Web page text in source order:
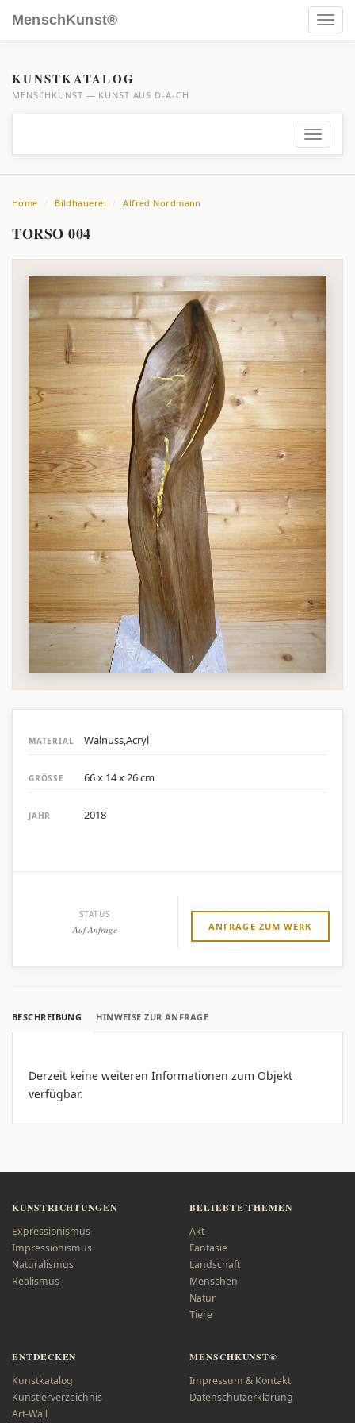
MenschKunst®
KUNSTKATALOG
MENSCHKUNST — KUNST AUS D-A-CH
Toggle
Home Bildhauerei Alfred Nordmann
TORSO 004
MATERIAL Walnuss,Acryl
GRÖSSE 66 x 14 x 26 cm
JAHR 2018
STATUS
Auf Anfrage ANFRAGE ZUM WERK
BESCHREIBUNG HINWEISE ZUR ANFRAGE
Derzeit keine weiteren Informationen zum Objekt
verfügbar.
KUNSTRICHTUNGEN
Expressionismus
Impressionismus
Naturalismus
Realismus
BELIEBTE THEMEN
Akt
Fantasie
Landschaft
Menschen
Natur
Tiere
ENTDECKEN
Kunstkatalog
Künstlerverzeichnis
Art-Wall
MENSCHKUNST®
Impressum & Kontakt
Datenschutzerklärung